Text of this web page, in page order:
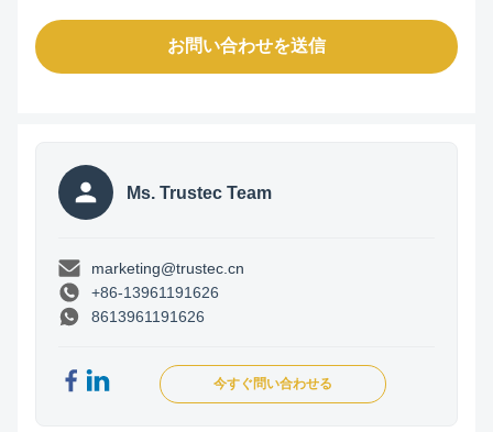
お問い合わせを送信
Ms. Trustec Team
marketing@trustec.cn
+86-13961191626
8613961191626
今すぐ問い合わせる